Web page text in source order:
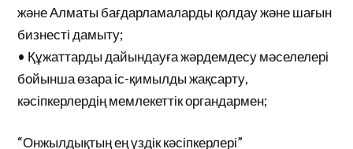
және Алматы бағдарламаларды қолдау және шағын
бизнесті дамыту;
• Құжаттарды дайындауға жәрдемдесу мәселелері
бойынша өзара іс-қимылды жақсарту,
кәсіпкерлердің мемлекеттік органдармен;
“Онжылдықтың ең үздік кәсіпкерлері”